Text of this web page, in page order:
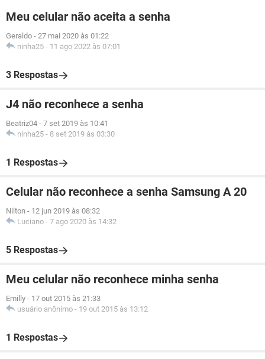
Meu celular não aceita a senha
Geraldo - 27 mai 2020 às 01:22
ninha25 - 11 ago 2022 às 07:01
3 Respostas
J4 não reconhece a senha
Beatriz04 - 7 set 2019 às 10:41
ninha25 - 8 set 2019 às 03:30
1 Respostas
Celular não reconhece a senha Samsung A 20
Nilton - 12 jun 2019 às 08:32
Luciano - 7 ago 2020 às 14:32
5 Respostas
Meu celular não reconhece minha senha
Emilly - 17 out 2015 às 21:33
usuário anônimo - 19 out 2015 às 13:12
1 Respostas